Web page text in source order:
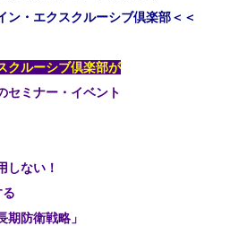
エクスクルーシブ倶楽部＜＜
クルーシブ倶楽部が
セミナー・イベント
しない！
防衛戦略」